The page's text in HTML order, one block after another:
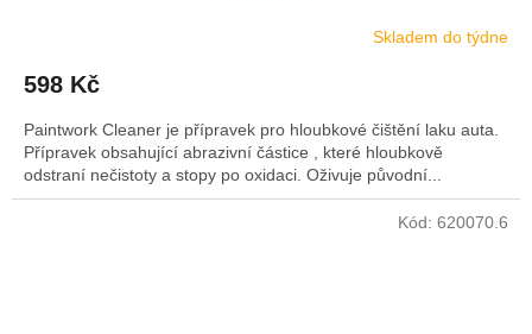
Skladem do týdne
598 Kč
Paintwork Cleaner je přípravek pro hloubkové čištění laku auta.
Přípravek obsahující abrazivní částice , které hloubkově
odstraní nečistoty a stopy po oxidaci. Oživuje původní...
Kód: 620070.6